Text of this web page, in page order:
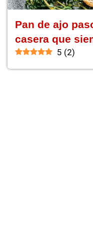
Pan de ajo
casera que
5 (2)